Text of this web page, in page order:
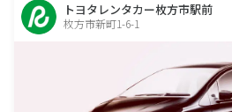
トヨタレンタカー枚方市駅前
枚方市新町1-6-1